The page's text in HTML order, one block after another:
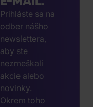
Prihláste sa na
odber nášho
newslettera,
aby ste
nezmeškali
akcie alebo
novinky.
Okrem toho